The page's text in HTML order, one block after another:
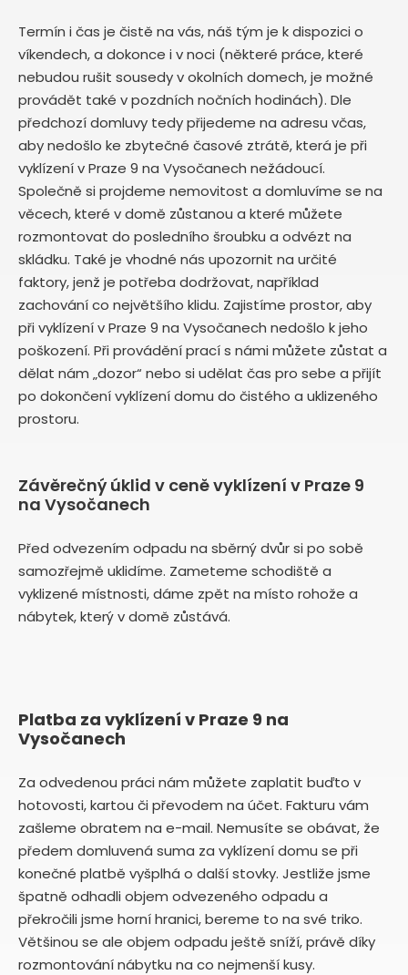
Termín i čas je čistě na vás, náš tým je k dispozici o
víkendech, a dokonce i v noci (některé práce, které
nebudou rušit sousedy v okolních domech, je možné
provádět také v pozdních nočních hodinách). Dle
předchozí domluvy tedy přijedeme na adresu včas,
aby nedošlo ke zbytečné časové ztrátě, která je při
vyklízení v Praze 9 na Vysočanech nežádoucí.
Společně si projdeme nemovitost a domluvíme se na
věcech, které v domě zůstanou a které můžete
rozmontovat do posledního šroubku a odvézt na
skládku. Také je vhodné nás upozornit na určité
faktory, jenž je potřeba dodržovat, například
zachování co největšího klidu. Zajistíme prostor, aby
při vyklízení v Praze 9 na Vysočanech nedošlo k jeho
poškození. Při provádění prací s námi můžete zůstat a
dělat nám „dozor“ nebo si udělat čas pro sebe a přijít
po dokončení vyklízení domu do čistého a uklizeného
prostoru.
Závěrečný úklid v ceně vyklízení v Praze 9
na Vysočanech
Před odvezením odpadu na sběrný dvůr si po sobě
samozřejmě uklidíme. Zameteme schodiště a
vyklizené místnosti, dáme zpět na místo rohože a
nábytek, který v domě zůstává.
Platba za vyklízení v Praze 9 na
Vysočanech
Za odvedenou práci nám můžete zaplatit buďto v
hotovosti, kartou či převodem na účet. Fakturu vám
zašleme obratem na e-mail. Nemusíte se obávat, že
předem domluvená suma za vyklízení domu se při
konečné platbě vyšplhá o další stovky. Jestliže jsme
špatně odhadli objem odvezeného odpadu a
překročili jsme horní hranici, bereme to na své triko.
Většinou se ale objem odpadu ještě sníží, právě díky
rozmontování nábytku na co nejmenší kusy.